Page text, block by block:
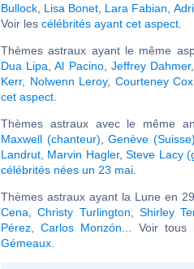
Bullock Lisa Bonet Lara Fabian
Voir les célébrités ayant cet aspect
Thèmes astraux ayant le même
Dua Lipa ,Al Pacino, Jeffrey Dahmer
Kerr, Nolwenn Leroy, Courteney Cox
cet aspect
Thèmes astraux avec le même
Maxwell (chanteur) ,Genève (Suisse)
Landrut Marvin Hagler,Steve Lacy
célébrités nées un 23 mai
Thèmes astraux ayant la Lune en
Cena ,Christy Turlington ,Shirley
Pérez ,Carlos Monzón ... Voir
Gémeaux